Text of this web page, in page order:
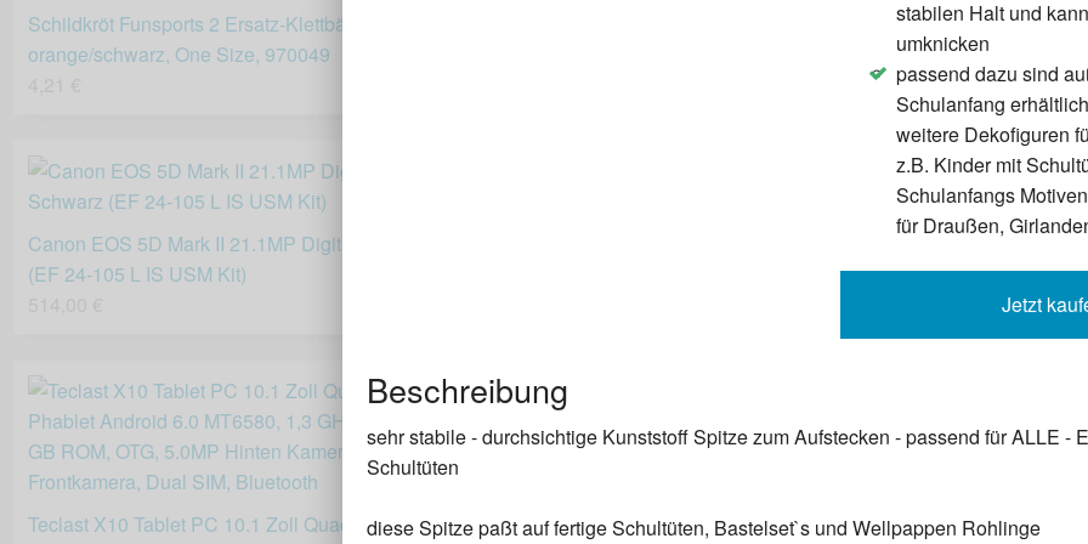
Schildkröt Funsports 2 Ersatz-Klettbälle im Meshbag, rot,
orange/schwarz, One Size, 970049
Led Zusatzscheinwerfer,JieHe 12v Led Scheinwerfer
Wasserfest ip67 Rückfahrscheinwerfer 1800LM led
Scheinwerfer 18W Bagger Nebelscheinwerfer für KFZ
Canon EOS 5D Mark II 21.1MP Digitalkamera - Schwarz
(EF 24-105 L IS USM Kit)
TomTom 4EK0.001.01, ONE IQ, V5 900mAh Akku
Teclast X10 Tablet PC 10.1 Zoll Quad Core 3G Phablet
Reifenregal Lagerregal 8 Reifen Reifenständer Werkstatt
stabilen Halt und
umknicken
passend dazu sind
Schulanfang
weitere Dekofiguren
z.B. Kinder mit
Schulanfangs
für Draußen,
Jetzt
Beschreibung
sehr stabile - durchsichtige Kunststoff Spitze zum Aufstecken - passend für ALLE -
Schultüten
diese Spitze paßt auf fertige Schultüten, Bastelset`s und Wellpappen Rohlinge